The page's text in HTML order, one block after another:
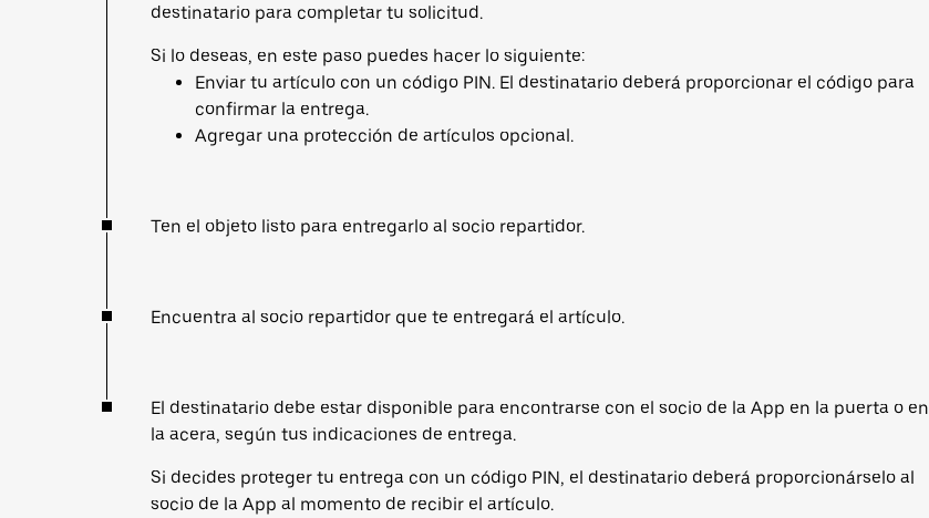
destinatario para completar tu solicitud.
Si lo deseas, en este paso puedes hacer lo siguiente:
Enviar tu artículo con un código PIN. El destinatario deberá proporcionar el código para
confirmar la entrega.
Agregar una protección de artículos opcional.
Ten el objeto listo para entregarlo al socio repartidor.
Encuentra al socio repartidor que te entregará el artículo.
El destinatario debe estar disponible para encontrarse con el socio de la App en la puerta o en
la acera, según tus indicaciones de entrega.
Si decides proteger tu entrega con un código PIN, el destinatario deberá proporcionárselo al
socio de la App al momento de recibir el artículo.